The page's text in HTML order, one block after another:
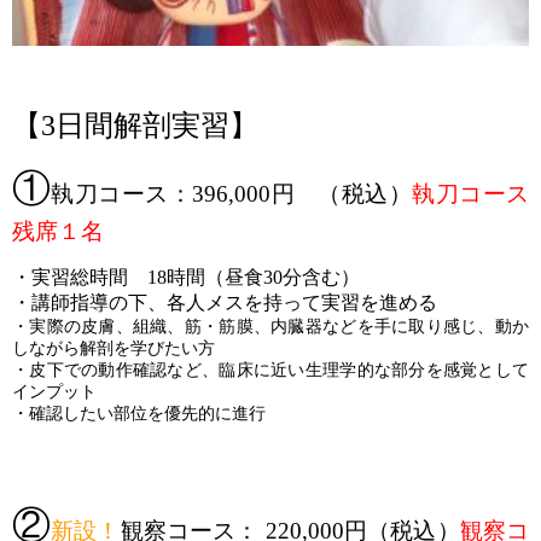
【3日間解剖実習】
①執刀コース：396,000円 （税込）執刀コース
残席１名
・実習総時間 18時間（昼食30分含む）
・講師指導の下、各人メスを持って実習を進める
・実際の皮膚、組織、筋・筋膜、内臓器などを手に取り感じ、動か
しながら解剖を学びたい方
・皮下での動作確認など、臨床に近い生理学的な部分を感覚として
インプット
・確認したい部位を優先的に進行
②新設！ 観察コース： 220,000円（税込） 観察コ